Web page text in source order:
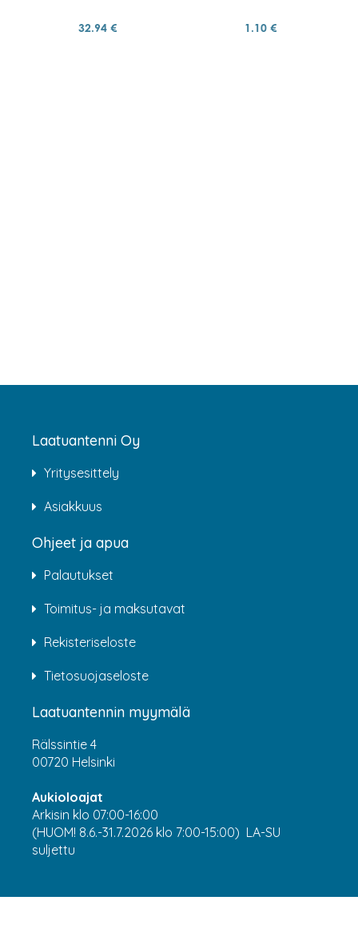
32.94 € 1.10 €
Laatuantenni Oy
Yritysesittely
Asiakkuus
Ohjeet ja apua
Palautukset
Toimitus- ja maksutavat
Rekisteriseloste
Tietosuojaseloste
Laatuantennin myymälä
Rälssintie 4
00720 Helsinki
Aukioloajat
Arkisin klo 07:00-16:00
(HUOM! 8.6.-31.7.2026 klo 7:00-15:00) LA-SU
suljettu